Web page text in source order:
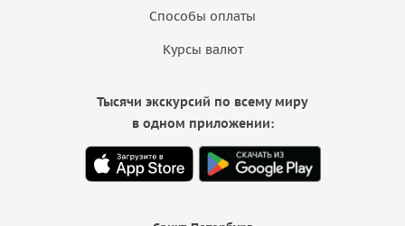
Способы оплаты
Курсы валют
Тысячи экскурсий по всему миру
в одном приложении: